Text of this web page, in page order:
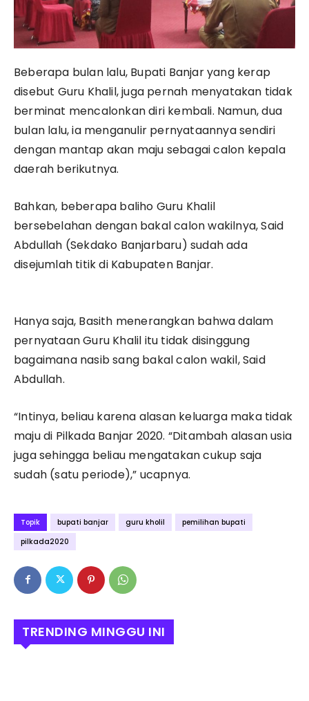
Beberapa bulan lalu, Bupati Banjar yang kerap
disebut Guru Khalil, juga pernah menyatakan tidak
berminat mencalonkan diri kembali. Namun, dua
bulan lalu, ia menganulir pernyataannya sendiri
dengan mantap akan maju sebagai calon kepala
daerah berikutnya.
Bahkan, beberapa baliho Guru Khalil
bersebelahan dengan bakal calon wakilnya, Said
Abdullah (Sekdako Banjarbaru) sudah ada
disejumlah titik di Kabupaten Banjar.
Hanya saja, Basith menerangkan bahwa dalam
pernyataan Guru Khalil itu tidak disinggung
bagaimana nasib sang bakal calon wakil, Said
Abdullah.
“Intinya, beliau karena alasan keluarga maka tidak
maju di Pilkada Banjar 2020. “Ditambah alasan usia
juga sehingga beliau mengatakan cukup saja
sudah (satu periode),” ucapnya.
Topik bupati banjar guru kholil
pemilihan bupati
pilkada2020
TRENDING MINGGU INI